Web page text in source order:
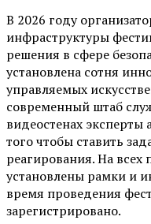
В 2026 году
инфраструктуры
решения в сфере
установлена сотня
управляемых
современный штаб
видеостенах эксперты
того чтобы ставить
реагирования. На всех
установлены рамки и
время проведения
зарегистрировано.